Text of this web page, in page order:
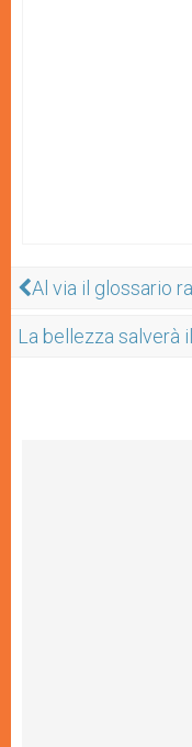
Al via il glossario
La bellezza salverà